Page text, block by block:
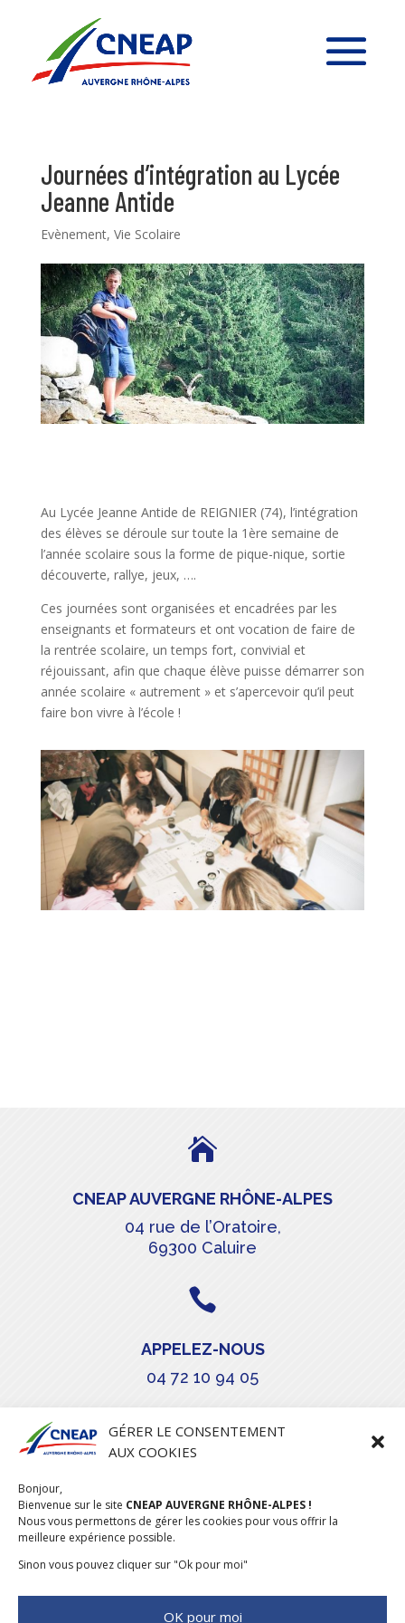
GÉRER LE CONSENTEMENT
AUX COOKIES
Bonjour,
Bienvenue sur le site CNEAP AUVERGNE RHÔNE-ALPES !
Nous vous permettons de gérer les cookies pour vous offrir la
meilleure expérience possible.
Sinon vous pouvez cliquer sur "Ok pour moi"
OK pour moi
Journées d’intégration au Lycée
Jeanne Antide
Evènement, Vie Scolaire
Au Lycée Jeanne Antide de REIGNIER (74), l’intégration
des élèves se déroule sur toute la 1ère semaine de
l’année scolaire sous la forme de pique-nique, sortie
découverte, rallye, jeux, ….
Ces journées sont organisées et encadrées par les
enseignants et formateurs et ont vocation de faire de
la rentrée scolaire, un temps fort, convivial et
réjouissant, afin que chaque élève puisse démarrer son
année scolaire « autrement » et s’apercevoir qu’il peut
faire bon vivre à l’école !

CNEAP AUVERGNE RHÔNE-ALPES
04 rue de l’Oratoire,
69300 Caluire

APPELEZ-NOUS
04 72 10 94 05

stephanie.maillot@cneap.fr